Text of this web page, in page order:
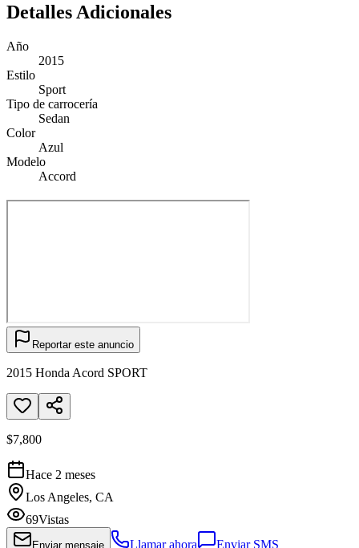
Detalles Adicionales
Año
2015
Estilo
Sport
Tipo de carrocería
Sedan
Color
Azul
Modelo
Accord
Reportar este anuncio
2015 Honda Acord SPORT
$7,800
Hace 2 meses
Los Angeles, CA
69Vistas
Enviar mensaje Llamar ahora Enviar SMS